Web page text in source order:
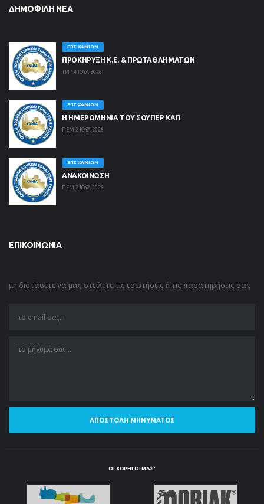
ΔΗΜΟΦΙΛΉ ΝΈΑ
ΕΠΣ ΧΑΝΊΩΝ
ΠΡΟΚΗΡΥΞΗ Κ.Ε. & ΠΡΩΤΑΘΛΗΜΑΤΩΝ
ΤΡΙ 14 ΙΟΥΛ 2026
ΕΠΣ ΧΑΝΊΩΝ
Η ΗΜΕΡΟΜΗΝΙΑ ΤΟΥ ΣΟΥΠΕΡ ΚΑΠ
ΠΕΜ 2 ΙΟΥΛ 2026
ΕΠΣ ΧΑΝΊΩΝ
ΑΝΑΚΟΙΝΩΣΗ
ΠΕΜ 2 ΙΟΥΛ 2026
ΕΠΙΚΟΙΝΩΝΊΑ
μη διστάσετε να μας στείλετε τις ερωτήσεις ή τις παρατηρήσεις σας
ΑΠΟΣΤΟΛΉ ΜΗΝΎΜΑΤΟΣ
ΟΙ ΧΟΡΗΓΟΊ ΜΑΣ: